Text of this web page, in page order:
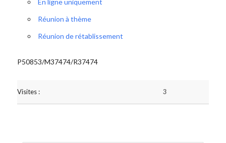
En ligne uniquement
Réunion à thème
Réunion de rétablissement
P50853/M37474/R37474
Visites : 3